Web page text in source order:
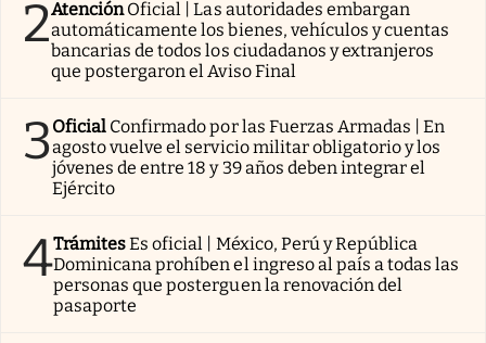
2AtenciónOficial | Las autoridades embargan
automáticamente los bienes, vehículos y cuentas
bancarias de todos los ciudadanos y extranjeros
que postergaron el Aviso Final
3Oficial Confirmado por las Fuerzas Armadas | En
agosto vuelve el servicio militar obligatorio y los
jóvenes de entre 18 y 39 años deben integrar el
Ejército
4TrámitesEs oficial | México, Perú y República
Dominicana prohíben el ingreso al país a todas las
personas que posterguen la renovación del
pasaporte